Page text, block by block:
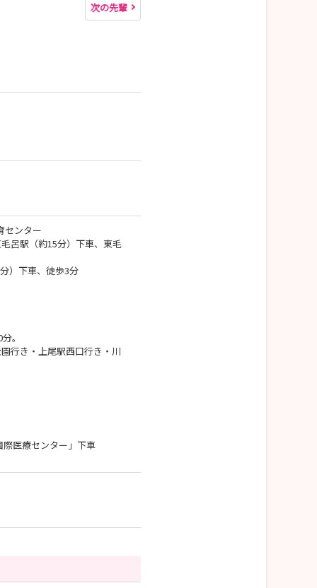
次の先輩
センター
呂駅（約15分）下車、東毛
）下車、徒歩3分
。
行き・上尾駅西口行き・川
医療センター」下車